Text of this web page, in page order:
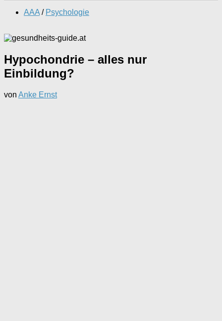
AAA / Psychologie
Hypochondrie – alles nur
Einbildung?
von Anke Ernst